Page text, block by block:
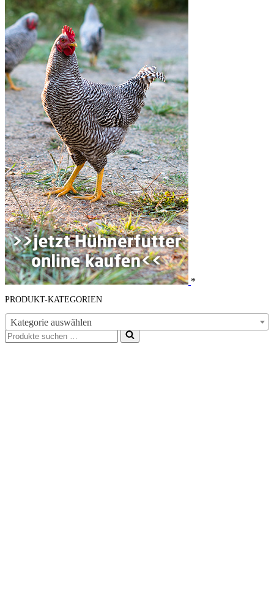
*
PRODUKT-KATEGORIEN
Kategorie auswählen
Suchen
nach …